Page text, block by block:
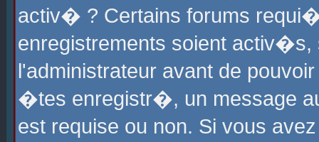
activ� ? Certains forums
enregistrements soient
l'administrateur avant de
�tes enregistr�, un message
est requise ou non. Si vous